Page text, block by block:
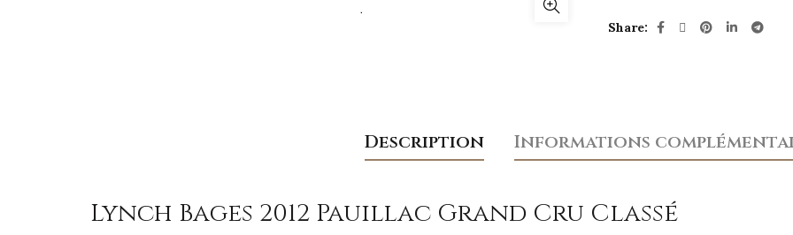
Share
Description Informations
Lynch Bages 2012 Pauillac Grand Cru Classé